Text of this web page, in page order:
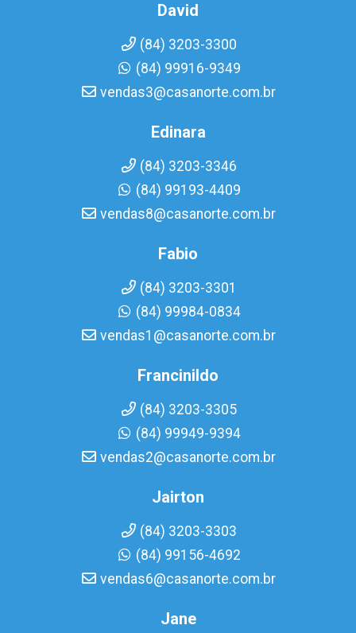
David
(84) 3203-3300
(84) 99916-9349
vendas3@casanorte.com.br
Edinara
(84) 3203-3346
(84) 99193-4409
vendas8@casanorte.com.br
Fabio
(84) 3203-3301
(84) 99984-0834
vendas1@casanorte.com.br
Francinildo
(84) 3203-3305
(84) 99949-9394
vendas2@casanorte.com.br
Jairton
(84) 3203-3303
(84) 99156-4692
vendas6@casanorte.com.br
Jane